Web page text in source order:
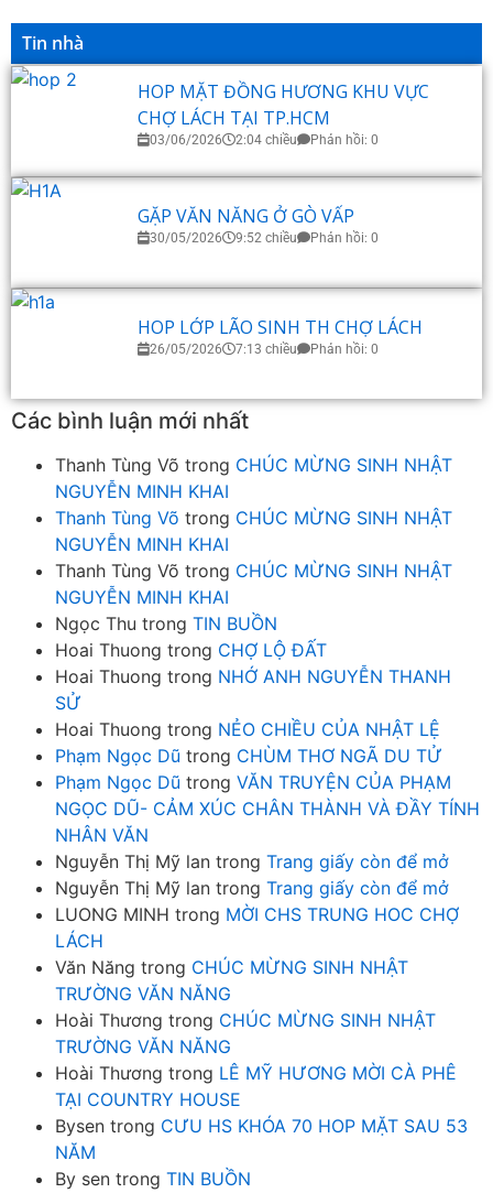
Tin nhà
HOP MẶT ĐỒNG HƯƠNG KHU VỰC
CHỢ LÁCH TẠI TP.HCM
03/06/2026 2:04 chiều Phản hồi: 0
GẶP VĂN NĂNG Ở GÒ VẤP
30/05/2026 9:52 chiều Phản hồi: 0
HOP LỚP LÃO SINH TH CHỢ LÁCH
26/05/2026 7:13 chiều Phản hồi: 0
Các bình luận mới nhất
Thanh Tùng Võ trong CHÚC MỪNG SINH NHẬT
NGUYỄN MINH KHAI
Thanh Tùng Võ trong CHÚC MỪNG SINH NHẬT
NGUYỄN MINH KHAI
Thanh Tùng Võ trong CHÚC MỪNG SINH NHẬT
NGUYỄN MINH KHAI
Ngọc Thu trong TIN BUỒN
Hoai Thuong trong CHỢ LỘ ĐẤT
Hoai Thuong trong NHỚ ANH NGUYỄN THANH
SỬ
Hoai Thuong trong NẺO CHIỀU CỦA NHẬT LỆ
Phạm Ngọc Dũ trong CHÙM THƠ NGÃ DU TỬ
Phạm Ngọc Dũ trong VĂN TRUYỆN CỦA PHẠM
NGỌC DŨ- CẢM XÚC CHÂN THÀNH VÀ ĐẦY TÍNH
NHÂN VĂN
Nguyễn Thị Mỹ lan trong Trang giấy còn để mở
Nguyễn Thị Mỹ lan trong Trang giấy còn để mở
LUONG MINH trong MỜI CHS TRUNG HOC CHỢ
LÁCH
Văn Năng trong CHÚC MỪNG SINH NHẬT
TRƯỜNG VĂN NĂNG
Hoài Thương trong CHÚC MỪNG SINH NHẬT
TRƯỜNG VĂN NĂNG
Hoài Thương trong LÊ MỸ HƯƠNG MỜI CÀ PHÊ
TẠI COUNTRY HOUSE
Bysen trong CƯU HS KHÓA 70 HOP MẶT SAU 53
NĂM
By sen trong TIN BUỒN